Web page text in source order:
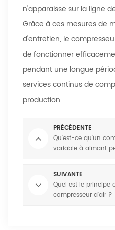
n'apparaisse sur la ligne
Grâce à ces mesures de
d'entretien, le
de fonctionner
pendant une longue
services continus de
production.
PRÉCÉDENTE
Qu'est-ce qu'un
variable à aimant
SUIVANTE
Quel est le principe
compresseur d'air ?